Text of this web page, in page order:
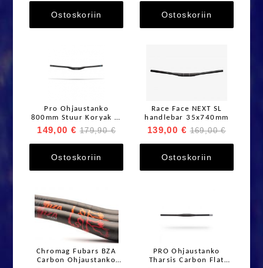
Ostoskoriin Ostoskoriin
Pro Ohjaustanko
800mm Stuur Koryak E-
perform.
149,00 € 179,90 €
Ostoskoriin
Race Face NEXT SL
handlebar 35x740mm
139,00 € 169,00 €
Ostoskoriin
Chromag Fubars BZA
Carbon Ohjaustanko
PRO Ohjaustanko
Tharsis Carbon Flat